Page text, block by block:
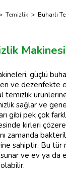
Temizlik > Buharlı
güçlü
ve dezenfekte
temizlik
sağlar ve
gibi pek çok
kirleri
zamanda
sahiptir. Bu tür
ve ev ya da